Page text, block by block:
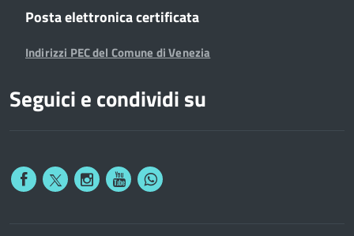
Posta elettronica certificata
Indirizzi PEC del Comune di Venezia
Seguici e condividi su